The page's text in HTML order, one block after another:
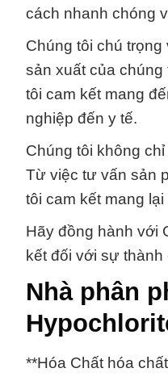
cách nhanh chóng
Chúng tôi chú
sản xuất của
tôi cam kết mang
nghiệp đến y tế.
Chúng tôi không
Từ việc tư vấn sản
tôi cam kết mang
Hãy đồng hành với
kết đối với sự
Nhà phân
**Hóa Chất hóa